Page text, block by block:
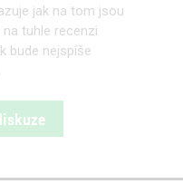
jak na tom jsou
tuhle recenzi
bude nejspíše